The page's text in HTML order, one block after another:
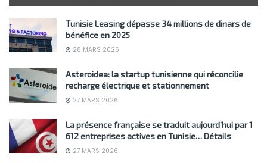
Tunisie Leasing dépasse 34 millions de dinars de
bénéfice en 2025
28 MARS 2026
Asteroidea: la startup tunisienne qui réconcilie
recharge électrique et stationnement
27 MARS 2026
La présence française se traduit aujourd’hui par 1
612 entreprises actives en Tunisie… Détails
27 MARS 2026